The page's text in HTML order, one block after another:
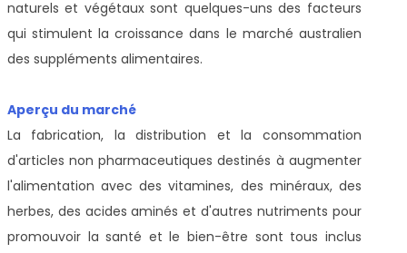
naturels et végétaux sont quelques-uns des facteurs
qui stimulent la croissance dans le marché australien
des suppléments alimentaires.
Aperçu du marché
La fabrication, la distribution et la consommation
d'articles non pharmaceutiques destinés à augmenter
l'alimentation avec des vitamines, des minéraux, des
herbes, des acides aminés et d'autres nutriments pour
promouvoir la santé et le bien-être sont tous inclus